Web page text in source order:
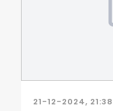
21-12-2024, 21:38